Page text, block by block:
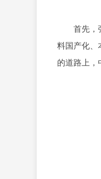
首先，张
料国产化、
的道路上，